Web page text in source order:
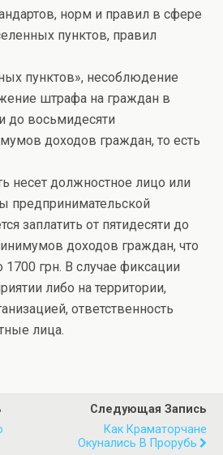
норм и правил в сфере
пунктов, правил
пунктов», несоблюдение
штрафа на граждан в
до восьмидесяти
доходов граждан, то есть
несет должностное лицо или
предпринимательской
заплатить от пятидесяти до
доходов граждан, что
1700 грн. В случае фиксации
либо на территории,
ответственность
лица.
Следующая Запись
Как Краматорчане
Окунались В Прорубь